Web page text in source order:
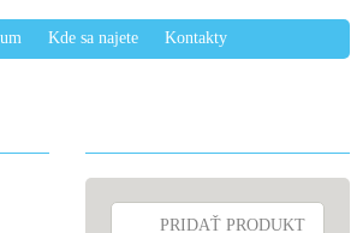
Kde sa najete Kontakty
PRIDAŤ PRODUKT